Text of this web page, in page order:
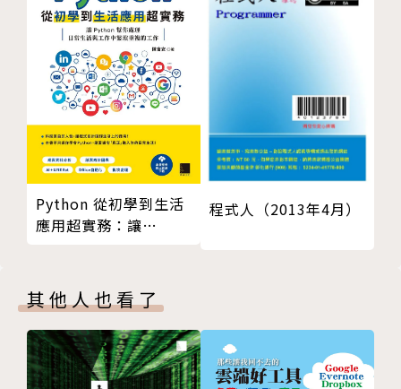
路最新鮮玩意的殿堂。
你是常用手機傳簡訊的人嗎？
你是喜歡社交認識朋友的人嗎？
你是一個碎碎念講不停的人嗎？
你喜歡隨手筆記、日記嗎？
你喜歡分享所見所聞的一切嗎？
你喜歡部落格嗎？
如果你是上面任何一種人，那麼請加入《愛玩微網誌》
Python 從初學到生活
應用超實務：讓
的工作
程式人（2013年4月）
其他人也看了